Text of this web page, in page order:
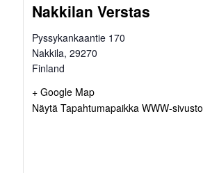
Nakkilan Verstas
Pyssykankaantie 170
Nakkila, 29270
Finland
+ Google Map
Näytä Tapahtumapaikka WWW-sivusto